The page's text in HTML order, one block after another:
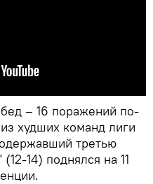
– 16 поражений по-
худших команд лиги
третью
14) поднялся на 11